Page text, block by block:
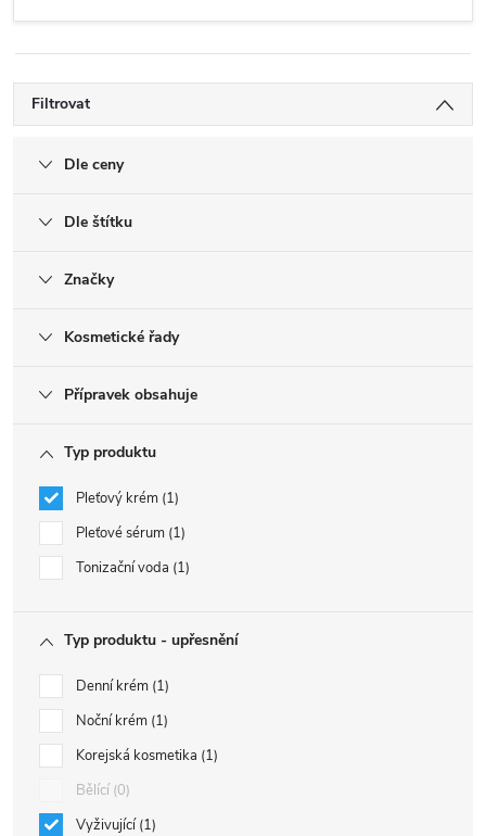
Filtrovat
Dle ceny
Dle štítku
Značky
Kosmetické řady
Přípravek obsahuje
Typ produktu
Pleťový krém 1
Pleťové sérum 1
Tonizační voda 1
Typ produktu - upřesnění
Denní krém 1
Noční krém 1
Korejská kosmetika 1
Bělící 0
Vyživující 1